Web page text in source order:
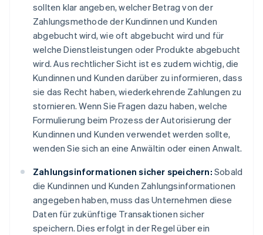
sollten klar angeben, welcher Betrag von der
Zahlungsmethode der Kundinnen und Kunden
abgebucht wird, wie oft abgebucht wird und für
welche Dienstleistungen oder Produkte abgebucht
wird. Aus rechtlicher Sicht ist es zudem wichtig, die
Kundinnen und Kunden darüber zu informieren, dass
sie das Recht haben, wiederkehrende Zahlungen zu
stornieren. Wenn Sie Fragen dazu haben, welche
Formulierung beim Prozess der Autorisierung der
Kundinnen und Kunden verwendet werden sollte,
wenden Sie sich an eine Anwältin oder einen Anwalt.
Zahlungsinformationen sicher speichern: Sobald
die Kundinnen und Kunden Zahlungsinformationen
angegeben haben, muss das Unternehmen diese
Daten für zukünftige Transaktionen sicher
speichern. Dies erfolgt in der Regel über ein